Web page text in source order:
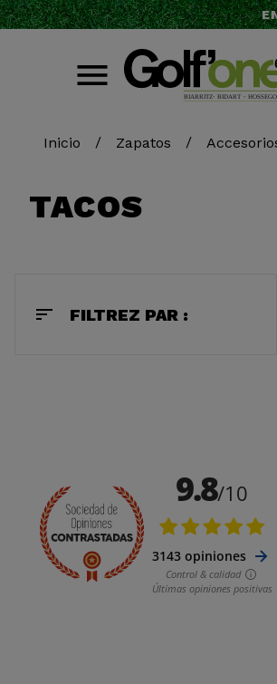
Inicio Zapatos
TACOS
sort FILTREZ PAR :